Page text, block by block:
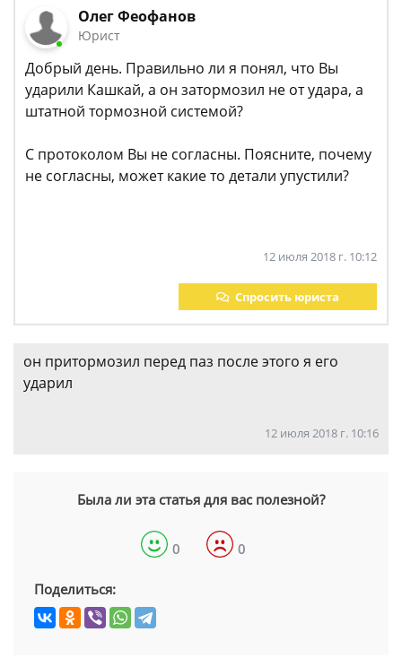
Олег Феофанов
Юрист
Добрый день. Правильно ли я понял, что Вы
ударили Кашкай, а он затормозил не от удара, а
штатной тормозной системой?
С протоколом Вы не согласны. Поясните, почему
не согласны, может какие то детали упустили?
12 июля 2018 г. 10:12
Спросить юриста
он притормозил перед паз после этого я его
ударил
12 июля 2018 г. 10:16
Была ли эта статья для вас полезной?
0 0
Поделиться: